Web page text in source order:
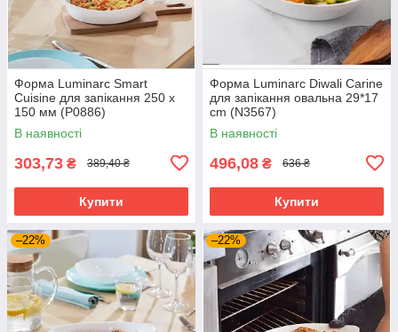
Форма Luminarc Smart
Cuisine для запікання 250 x
150 мм (P0886)
В наявності
303,73 ₴ 389,40 ₴
Купити
Форма Luminarc Diwali Carine
для запікання овальна 29*17
cm (N3567)
В наявності
496,08 ₴ 636 ₴
Купити
–22% –22%